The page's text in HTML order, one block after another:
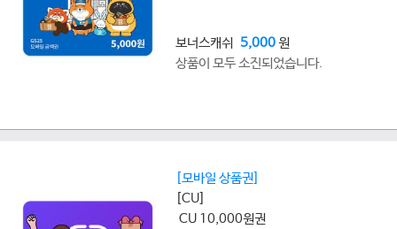
보너스캐쉬 5,000원
상품이 모두 소진되었습니다.
[모바일 상품권]
[CU]
CU 10,000원권